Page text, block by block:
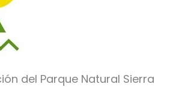
del Parque Natural Sierra